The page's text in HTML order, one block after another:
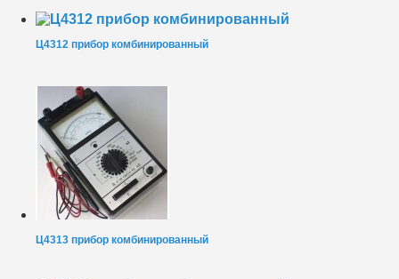
Ц4312 прибор комбинированный
Ц4313 прибор комбинированный